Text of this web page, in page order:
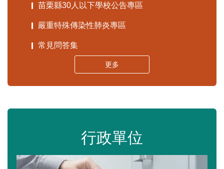
苗栗縣30人以下學校公告專區
嚴重特殊傳染性肺炎專區
常見問答集
更多
行政單位